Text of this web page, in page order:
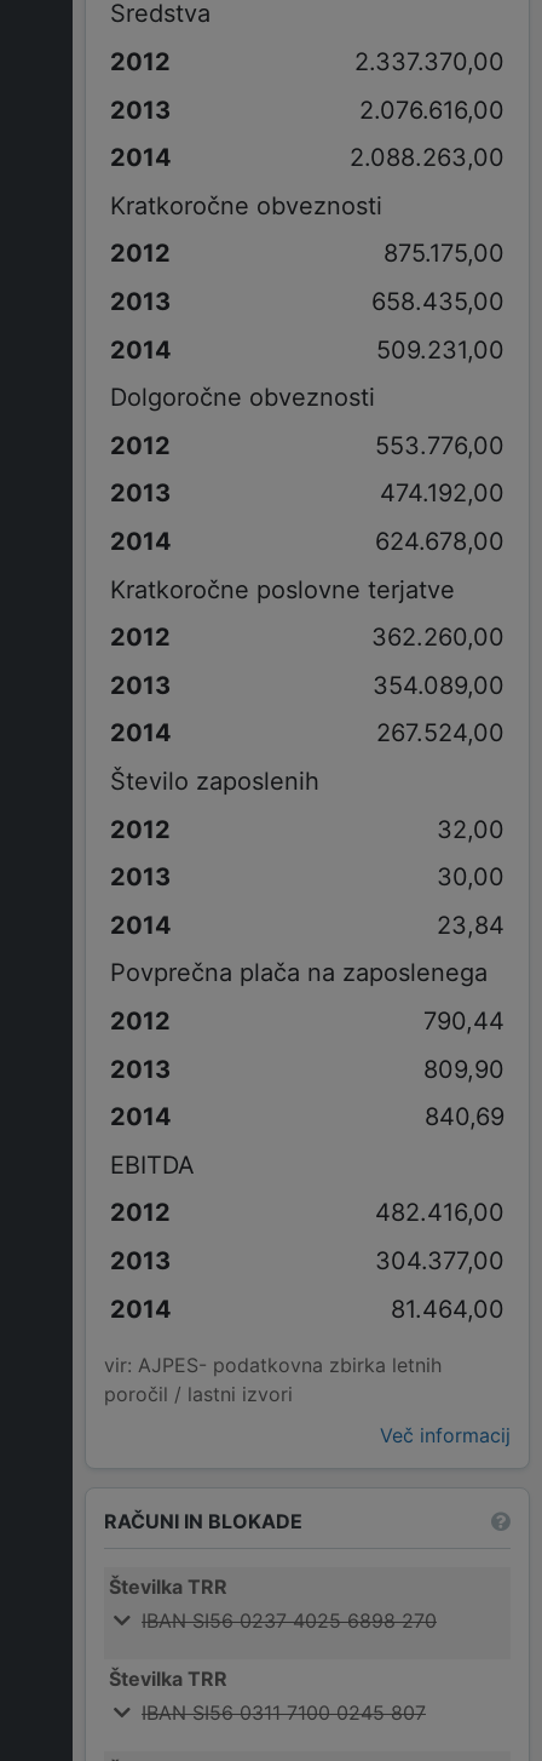
Sredstva
2.337.370,00
2.076.616,00
2.088.263,00
Kratkoročne obveznosti
875.175,00
658.435,00
509.231,00
Dolgoročne obveznosti
553.776,00
474.192,00
624.678,00
Kratkoročne poslovne terjatve
362.260,00
354.089,00
267.524,00
Število zaposlenih
32,00
30,00
23,84
Povprečna plača na zaposlenega
790,44
809,90
840,69
EBITDA
482.416,00
304.377,00
81.464,00
vir: AJPES- podatkovna zbirka letnih
poročil / lastni izvori
Več informacij
RAČUNI IN BLOKADE
Številka TRR
IBAN SI56 0237 4025 6898 270
Številka TRR
IBAN SI56 0311 7100 0245 807